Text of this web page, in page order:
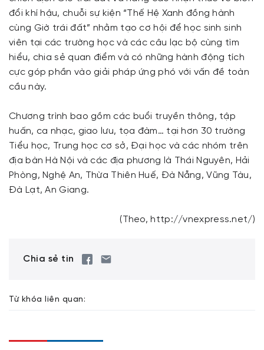
đổi khí hậu, chuỗi sự kiện “Thế Hệ Xanh đồng hành
cùng Giờ trái đất” nhằm tạo cơ hội để học sinh sinh
viên tại các trường học và các câu lạc bộ cùng tìm
hiểu, chia sẻ quan điểm và có những hành động tích
cực góp phần vào giải pháp ứng phó với vấn đề toàn
cầu này.
Chương trình bao gồm các buổi truyền thông, tập
huấn, ca nhạc, giao lưu, tọa đàm… tại hơn 30 trường
Tiểu học, Trung học cơ sở, Đại học và các nhóm trên
địa bàn Hà Nội và các địa phương là Thái Nguyên, Hải
Phòng, Nghệ An, Thừa Thiên Huế, Đà Nẵng, Vũng Tàu,
Đà Lạt, An Giang.
(Theo, http://vnexpress.net/)
Chia sẻ tin
Từ khóa liên quan: